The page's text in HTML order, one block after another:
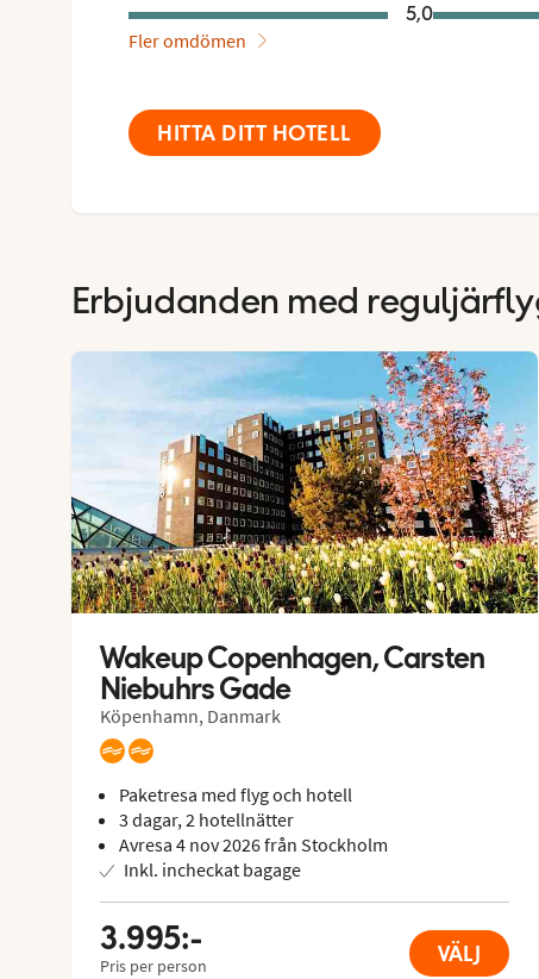
5,0
Fler omdömen
HITTA DITT HOTELL
Erbjudanden med
Wakeup Copenhagen, Carsten
Niebuhrs Gade
Köpenhamn, Danmark
Paketresa med flyg och hotell
3 dagar, 2 hotellnätter
Avresa 4 nov 2026 från Stockholm
Inkl. incheckat bagage
3.995:-
Pris per person VÄLJ